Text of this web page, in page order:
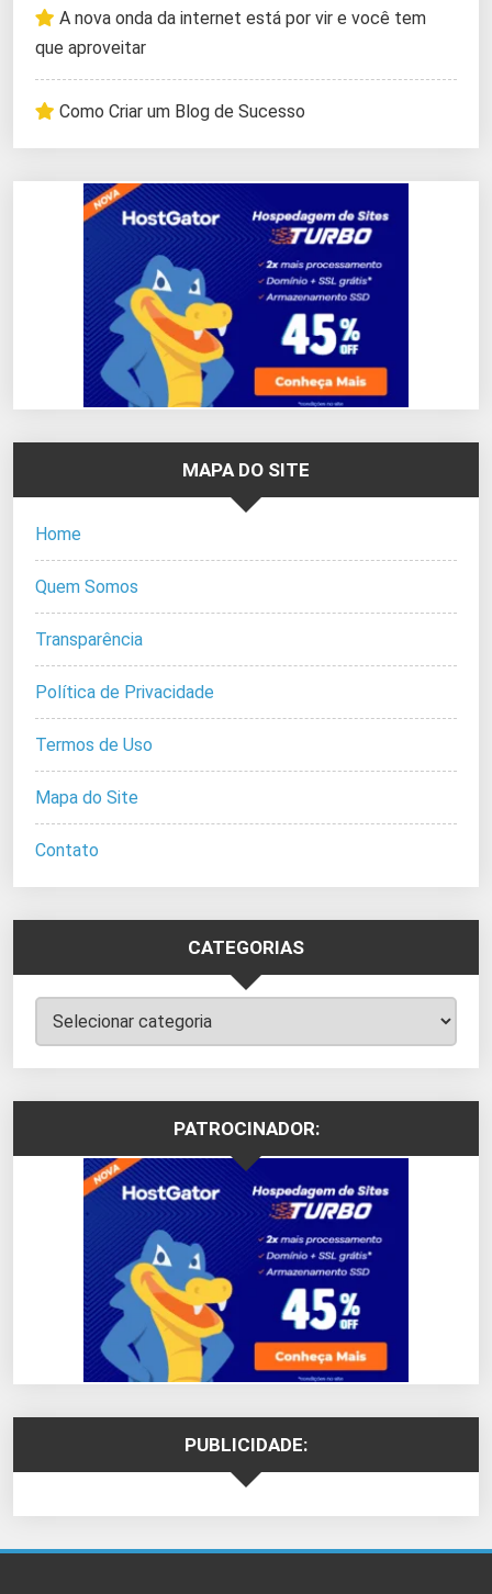
A nova onda da internet está por vir e você tem
que aproveitar
Como Criar um Blog de Sucesso
MAPA DO SITE
Home
Quem Somos
Transparência
Política de Privacidade
Termos de Uso
Mapa do Site
Contato
CATEGORIAS
Categorias
PATROCINADOR:
PUBLICIDADE: